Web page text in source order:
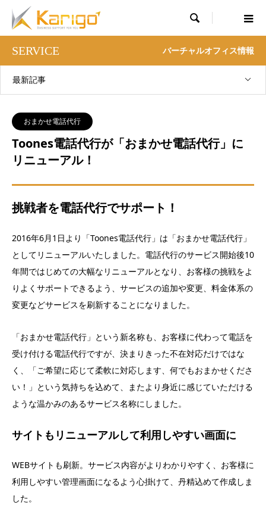

SERVICE バーチャルオフィス情報
最新記事
おまかせ電話代行
Toones電話代行が「おまかせ電話代行」に
リニューアル！
挑戦者を電話代行でサポート！
2016年6月1日より「Toones電話代行」は「おまかせ電話代行」
としてリニューアルいたしました。電話代行のサービス開始後10
年間ではじめての大幅なリニューアルとなり、お客様の挑戦をよ
りよくサポートできるよう、サービスの追加や変更、料金体系の
変更などサービスを刷新することになりました。
「おまかせ電話代行」という新名称も、お客様に代わって電話を
受け付ける電話代行ですが、決まりきった不在対応だけではな
く、「ご希望に応じて柔軟に対応します、何でもおまかせくださ
い！」という気持ちを込めて、またより身近に感じていただける
ような温かみのあるサービス名称にしました。
サイトもリニューアルして利用しやすい画面に
WEBサイトも刷新。サービス内容がよりわかりやすく、お客様に
利用しやすい管理画面になるよう心掛けて、丹精込めて作成しま
した。